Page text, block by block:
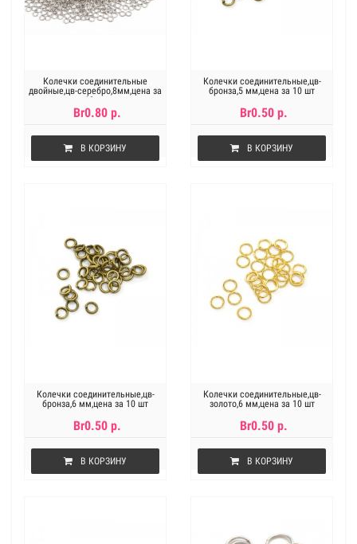
Колечки соединительные
двойные,цв-серебро,8мм,цена за
10 шт
Br0.80 р.
В КОРЗИНУ
Колечки соединительные,цв-
бронза,5 мм,цена за 10 шт
Br0.50 р.
В КОРЗИНУ
Колечки соединительные,цв-
бронза,6 мм,цена за 10 шт
Br0.50 р.
В КОРЗИНУ
Колечки соединительные,цв-
золото,6 мм,цена за 10 шт
Br0.50 р.
В КОРЗИНУ